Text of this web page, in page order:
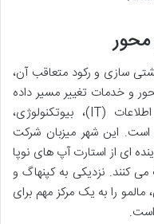
سازی و رکود متعاقب آن،
و خدمات تغییر مسیر داده
است. امروزه، تمرکز اصلی بر فناوری اطلاعات (IT)، بیوتکنولوژی،
است. این شهر میزبان شرکت
ای از استارت آپ های نوپا
کنند. نزدیکی به کپنهاگ و
را به یک مرکز مهم برای